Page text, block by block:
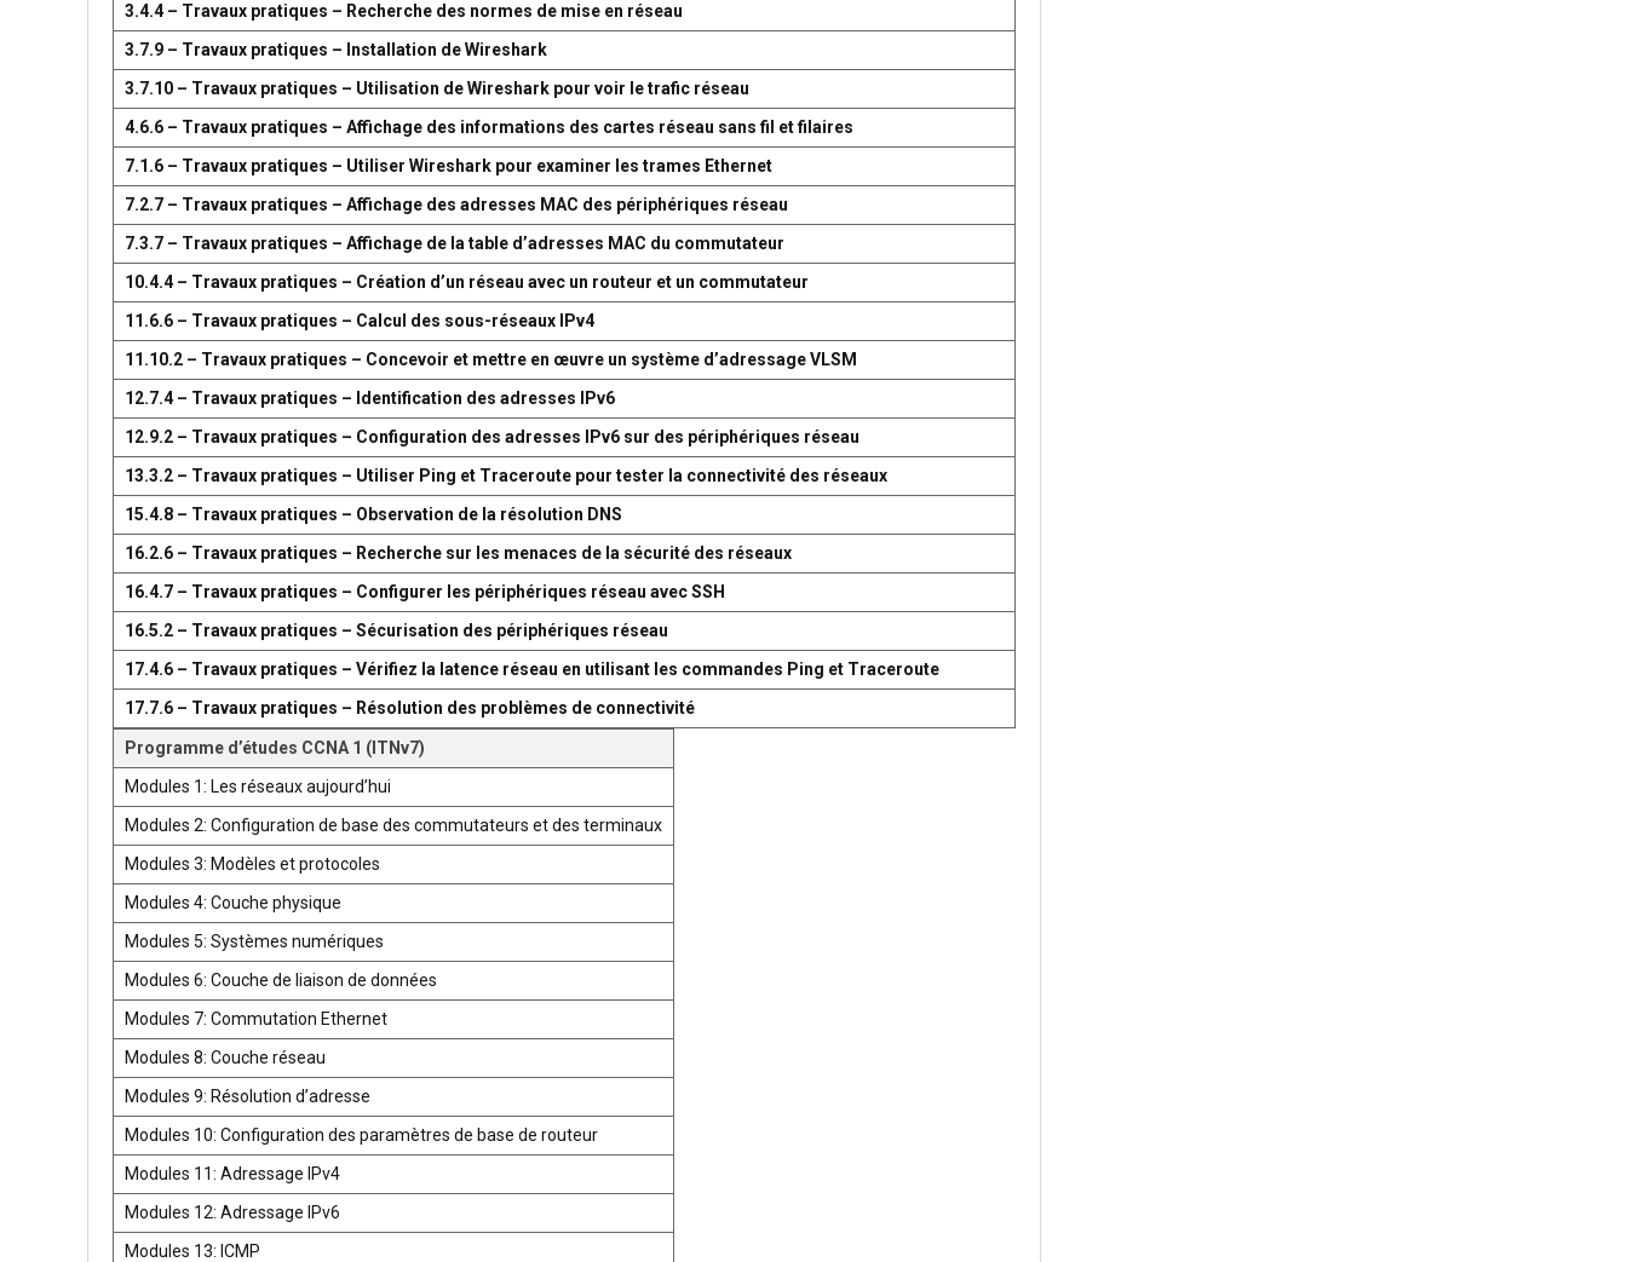
3.4.4 – Travaux pratiques – Recherche des normes de mise en réseau
3.7.9 – Travaux pratiques – Installation de Wireshark
3.7.10 – Travaux pratiques – Utilisation de Wireshark pour voir le trafic réseau
4.6.6 – Travaux pratiques – Affichage des informations des cartes réseau sans fil et filaires
7.1.6 – Travaux pratiques – Utiliser Wireshark pour examiner les trames Ethernet
7.2.7 – Travaux pratiques – Affichage des adresses MAC des périphériques réseau
7.3.7 – Travaux pratiques – Affichage de la table d’adresses MAC du commutateur
10.4.4 – Travaux pratiques – Création d’un réseau avec un routeur et un commutateur
11.6.6 – Travaux pratiques – Calcul des sous-réseaux IPv4
11.10.2 – Travaux pratiques – Concevoir et mettre en œuvre un système d’adressage VLSM
12.7.4 – Travaux pratiques – Identification des adresses IPv6
12.9.2 – Travaux pratiques – Configuration des adresses IPv6 sur des périphériques réseau
13.3.2 – Travaux pratiques – Utiliser Ping et Traceroute pour tester la connectivité des réseaux
15.4.8 – Travaux pratiques – Observation de la résolution DNS
16.2.6 – Travaux pratiques – Recherche sur les menaces de la sécurité des réseaux
16.4.7 – Travaux pratiques – Configurer les périphériques réseau avec SSH
16.5.2 – Travaux pratiques – Sécurisation des périphériques réseau
17.4.6 – Travaux pratiques – Vérifiez la latence réseau en utilisant les commandes Ping et Traceroute
17.7.6 – Travaux pratiques – Résolution des problèmes de connectivité
Programme d’études CCNA 1 (ITNv7)
Modules 1: Les réseaux aujourd’hui
Modules 2: Configuration de base des commutateurs et des terminaux
Modules 3: Modèles et protocoles
Modules 4: Couche physique
Modules 5: Systèmes numériques
Modules 6: Couche de liaison de données
Modules 7: Commutation Ethernet
Modules 8: Couche réseau
Modules 9: Résolution d’adresse
Modules 10: Configuration des paramètres de base de routeur
Modules 11: Adressage IPv4
Modules 12: Adressage IPv6
Modules 13: ICMP